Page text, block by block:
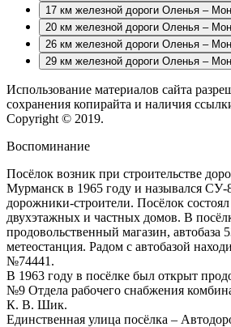
17 км железной дороги Оленья –
20 км железной дороги Оленья –
26 км железной дороги Оленья –
29 км железной дороги Оленья –
Использование материалов сайта
сохранения копирайта и наличия
Copyright © 2019.
Воспоминание
Посёлок возник при строительстве
Мурманск в 1965 году и назывался
дорожники-строители. Посёлок
двухэтажных и частных домов. В
продовольственный магазин, автобаза
метеостанция. Радом с автобазой
№74441.
В 1963 году в посёлке был открыт
№9 Отдела рабочего снабжения
К. В. Шик.
Единственная улица посёлка –